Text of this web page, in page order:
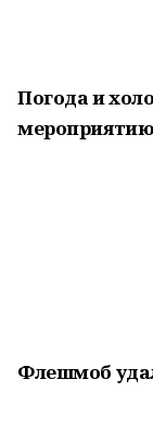
Погода и
Флешмоб